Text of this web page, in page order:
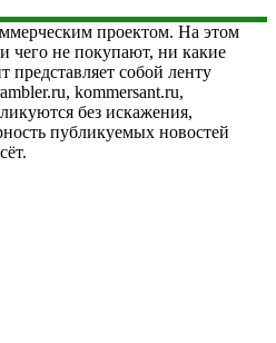
проектом. На этом
чего не покупают, ни какие
представляет собой ленту
kommersant.ru,
без искажения,
публикуемых новостей